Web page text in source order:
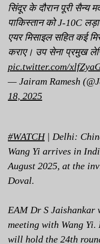
सिंदूर के दौरान पूरी सैन्य
पाकिस्तान को J-10C
एयर मिसाइल सहित कई
कराए। उप सेना प्रमुख
pic.twitter.com/
— Jairam Ramesh
18, 2025
#WATCH| Delhi:
Wang Yi arrives in
August 2025, at the
Doval.
EAM Dr S
meeting with Wang
will hold the 24th